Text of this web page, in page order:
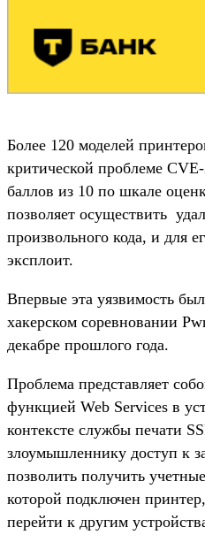
Более 120 моделей
критической проблеме
баллов из 10 по шкале
позволяет осуществить
произвольного кода, и для
эксплоит.
Впервые эта уязвимость
хакерском соревновании
декабре прошлого года.
Проблема представляет
функцией Web Services в
контексте службы печати
злоумышленнику доступ к
позволить получить
которой подключен
перейти к другим